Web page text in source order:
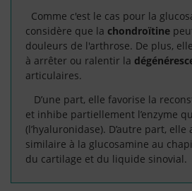
Comme c'est le cas pour la
considère que la chondroïtine
douleurs de l'arthrose. De plus,
à arrêter ou ralentir la
articulaires.
D’une part, elle favorise la
et inhibe partiellement l’enzyme
(l’hyaluronidase). D’autre part,
similaire à la glucosamine au
du cartilage et du liquide sinovial.